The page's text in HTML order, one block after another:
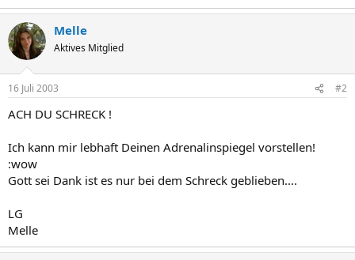
Melle
Aktives Mitglied
16 Juli 2003 #2
ACH DU SCHRECK !
Ich kann mir lebhaft Deinen Adrenalinspiegel vorstellen!
:wow
Gott sei Dank ist es nur bei dem Schreck geblieben....
LG
Melle